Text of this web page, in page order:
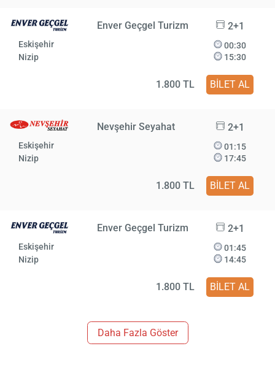
Enver Geçgel Turizm 2+1
Eskişehir
Nizip
00:30
15:30
1.800 TL BİLET AL
Nevşehir Seyahat 2+1
Eskişehir
Nizip
01:15
17:45
1.800 TL BİLET AL
Enver Geçgel Turizm 2+1
Eskişehir
Nizip
01:45
14:45
1.800 TL BİLET AL
Daha Fazla Göster